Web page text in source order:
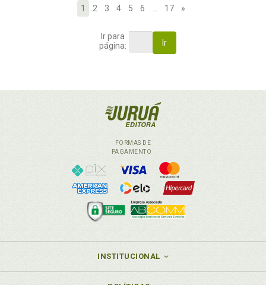
1 2 3 4 5 6 17 »
Ir para
página:
Ir
FORMAS DE
PAGAMENTO
INSTITUCIONAL